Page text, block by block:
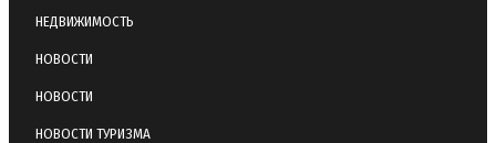
НЕДВИЖИМОСТЬ
НОВОСТИ
НОВОСТИ
НОВОСТИ ТУРИЗМА